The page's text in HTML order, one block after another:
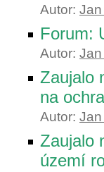
Autor:
Forum:
Autor:
Zaujalo
na
Autor:
Zaujalo
území